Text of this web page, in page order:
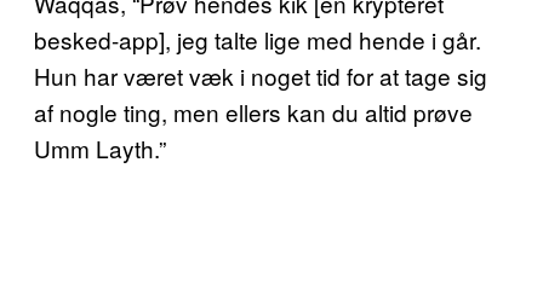
besked-app], jeg talte lige med hende i går.
Hun har været væk i noget tid for at tage sig
af nogle ting, men ellers kan du altid prøve
Umm Layth.”